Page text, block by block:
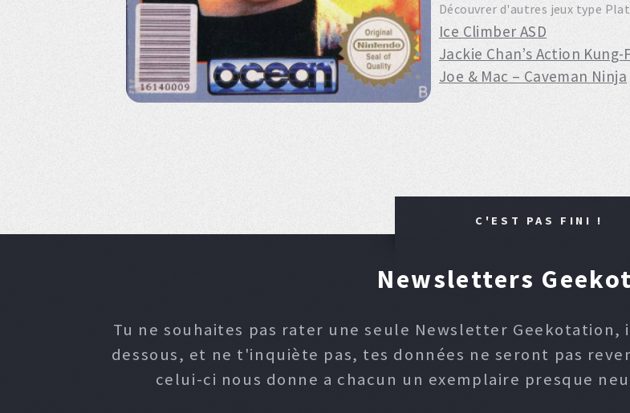
Découvrer d'autres jeux type
Ice Climber ASD
Jackie Chan’s Action Kung-
Joe & Mac – Caveman Ninja
C'EST PAS FINI !
Newsletters
Tu ne souhaites pas rater une seule Newsletter
dessous, et ne t'inquiète pas, tes données ne seront pas
celui-ci nous donne a chacun un exemplaire presque